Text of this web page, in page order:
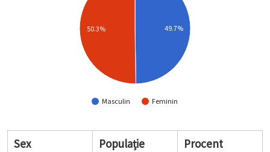
Masculin Feminin
49.7%
50.3%
Sex Populație
Procent